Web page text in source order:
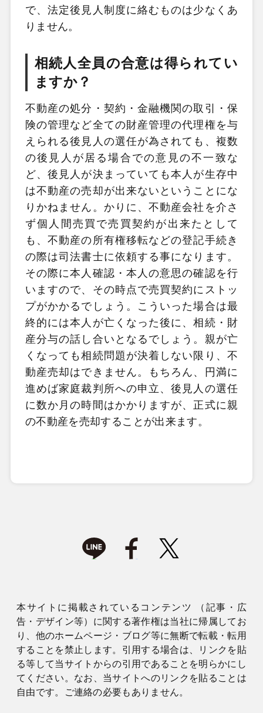
で、法定後見人制度に絡むものは少なくあ
りません。
相続人全員の合意は得られてい
ますか？
不動産の処分・契約・金融機関の取引・保
険の管理など全ての財産管理の代理権を与
えられる後見人の選任が為されても、複数
の後見人が居る場合での意見の不一致な
ど、後見人が決まっていても本人が生存中
は不動産の売却が出来ないということにな
りかねません。かりに、不動産会社を介さ
ず個人間売買で売買契約が出来たとして
も、不動産の所有権移転などの登記手続き
の際は司法書士に依頼する事になります。
その際に本人確認・本人の意思の確認を行
いますので、その時点で売買契約にストッ
プがかかるでしょう。こういった場合は最
終的には本人が亡くなった後に、相続・財
産分与の話し合いとなるでしょう。親が亡
くなっても相続問題が決着しない限り、不
動産売却はできません。もちろん、円満に
進めば家庭裁判所への申立、後見人の選任
に数か月の時間はかかりますが、正式に親
の不動産を売却することが出来ます。
本サイトに掲載されているコンテンツ （記事・広
告・デザイン等）に関する著作権は当社に帰属してお
り、他のホームページ・ブログ等に無断で転載・転用
することを禁止します。引用する場合は、リンクを貼
る等して当サイトからの引用であることを明らかにし
てください。なお、当サイトへのリンクを貼ることは
自由です。ご連絡の必要もありません。